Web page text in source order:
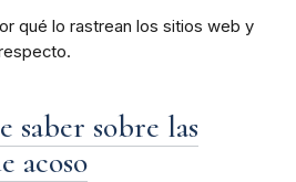
qué lo rastrean los sitios web y
saber sobre las
acoso